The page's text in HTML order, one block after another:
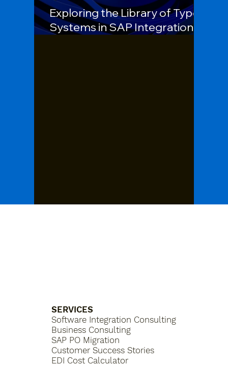
Exploring the Library of Type
Systems in SAP Integration
SERVICES
Software Integration Consulting
Business Consulting
SAP PO Migration
Customer Success Stories
EDI Cost Calculator